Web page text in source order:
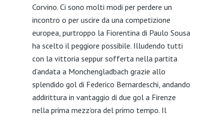
Corvino. Ci sono molti modi per perdere un
incontro o per uscire da una competizione
europea, purtroppo la Fiorentina di Paulo Sousa
ha scelto il peggiore possibile. Illudendo tutti
con la vittoria seppur sofferta nella partita
d’andata a Monchengladbach grazie allo
splendido gol di Federico Bernardeschi, andando
addirittura in vantaggio di due gol a Firenze
nella prima mezz’ora del primo tempo. Il